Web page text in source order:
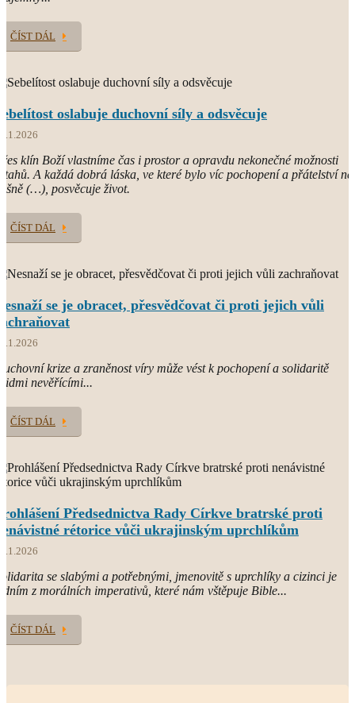
ČÍST DÁL
oslabuje duchovní síly a odsvěcuje
klín Boží vlastníme čas i prostor a opravdu nekonečné možnosti
A každá dobrá láska, ve které bylo víc pochopení a přátelství
(…), posvěcuje život.
ČÍST DÁL
se je obracet, přesvědčovat či proti jejich vůli
krize a zraněnost víry může vést k pochopení a solidaritě
lidmi nevěřícími...
ČÍST DÁL
Předsednictva Rady Církve bratrské proti
rétorice vůči ukrajinským uprchlíkům
se slabými a potřebnými, jmenovitě s uprchlíky a cizinci je
z morálních imperativů, které nám vštěpuje Bible...
ČÍST DÁL